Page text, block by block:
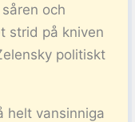
och
strid på kniven
politiskt
helt vansinniga